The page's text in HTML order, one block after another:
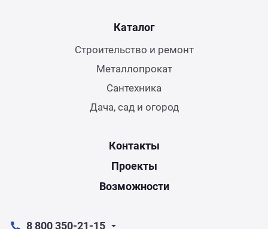
Каталог
Строительство и ремонт
Металлопрокат
Сантехника
Дача, сад и огород
Контакты
Проекты
Возможности
8 800 350-21-15